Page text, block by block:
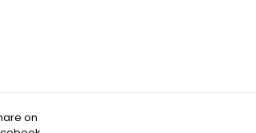
on